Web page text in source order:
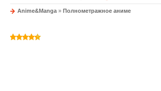
Anime&Manga » Полнометражное аниме